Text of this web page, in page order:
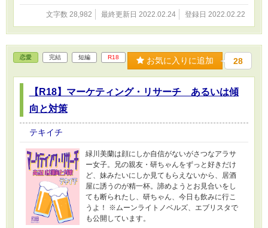
６時に完結です。 ※ムーンライトノベルズ、エ
ブリスタでも公開しています。 ※表紙の素敵な
絵は花さん（@hana343664）に描いていただき
文字数 28,982 最終更新日 2022.02.24 登録日 2022.02.22
恋愛 完結 短編 R18 お気に入りに追加 28
【R18】マーケティング・リサーチ あるいは傾
向と対策
テキイチ
緑川美蘭は顔にしか自信がないがさつなアラサ
ー女子。兄の親友・研ちゃんをずっと好きだけ
ど、妹みたいにしか見てもらえないから、居酒
屋に誘うのが精一杯。諦めようとお見合いをし
ても断られたし、研ちゃん、今日も飲みに行こ
うよ！ ※ムーンライトノベルズ、エブリスタで
も公開しています。